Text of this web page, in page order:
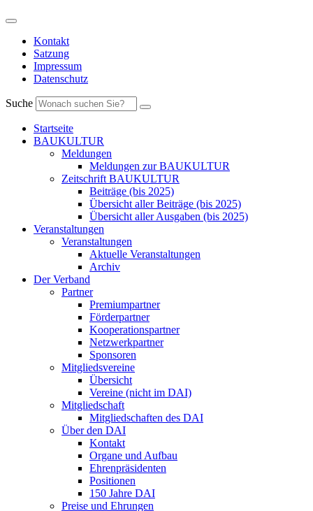
Kontakt
Satzung
Impressum
Datenschutz
Suche
Startseite
BAUKULTUR
Meldungen
Meldungen zur BAUKULTUR
Zeitschrift BAUKULTUR
Beiträge (bis 2025)
Übersicht aller Beiträge (bis 2025)
Übersicht aller Ausgaben (bis 2025)
Veranstaltungen
Veranstaltungen
Aktuelle Veranstaltungen
Archiv
Der Verband
Partner
Premiumpartner
Förderpartner
Kooperationspartner
Netzwerkpartner
Sponsoren
Mitgliedsvereine
Übersicht
Vereine (nicht im DAI)
Mitgliedschaft
Mitgliedschaften des DAI
Über den DAI
Kontakt
Organe und Aufbau
Ehrenpräsidenten
Positionen
150 Jahre DAI
Preise und Ehrungen